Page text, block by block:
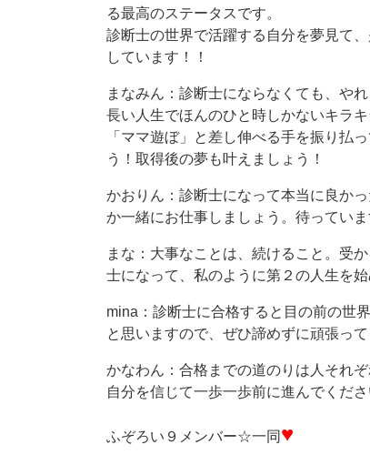
る最高のステータスです。
診断士の世界で活躍する自分を夢見て
しています！！
まなみん：診断士にならなくても、や
長い人生でほんのひと時しかないキラ
「ママ遊ぼ」と差し伸べる手を振り払
う！取得後の夢も叶えましょう！
かおりん：診断士になって本当に良か
か一緒にお仕事しましょう。待ってい
まな：大事なことは、続けること。受
士になって、私のように第２の人生を始
mina：診断士に合格すると目の前の世
と思いますので、ぜひ諦めずに頑張っ
かなわん：合格までの道のりは人それ
自分を信じて一歩一歩前に進んでくださ
ふぞろい９メンバー☆一同 ♥